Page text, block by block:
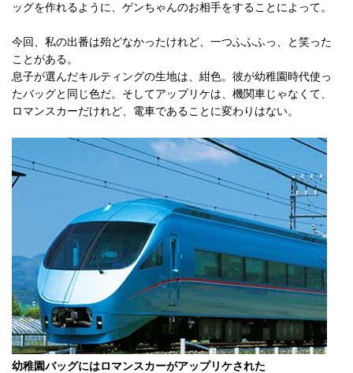
ッグを作れるように、ゲンちゃんのお相手をすることによって。
今回、私の出番は殆どなかったけれど、一つふふふっ、と笑った
ことがある。
息子が選んだキルティングの生地は、紺色。彼が幼稚園時代使っ
たバッグと同じ色だ。そしてアップリケは、機関車じゃなくて、
ロマンスカーだけれど、電車であることに変わりはない。
幼稚園バッグにはロマンスカーがアップリケされた